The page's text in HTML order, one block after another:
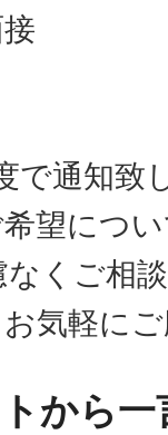
で通知致
望につ
くご相
気軽に
から一